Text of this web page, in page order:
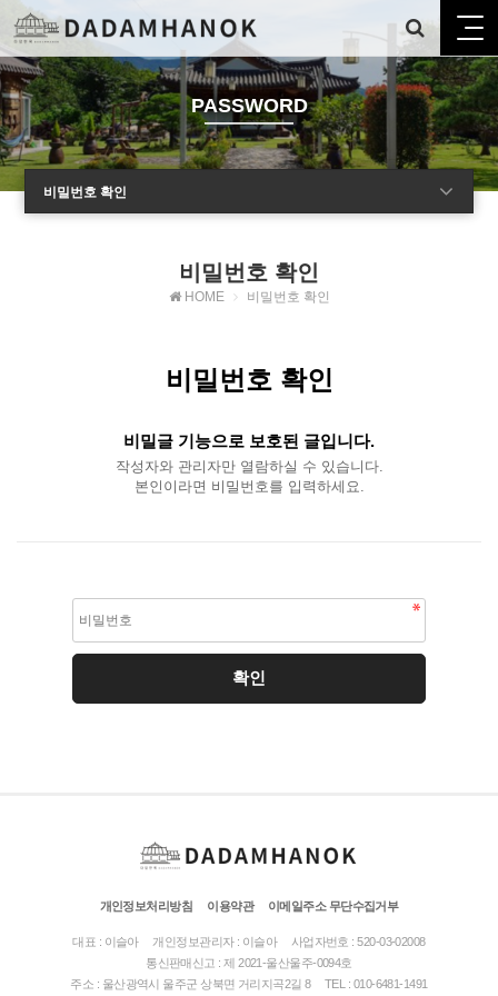
PASSWORD
비밀번호 확인
비밀번호 확인
HOME 비밀번호 확인
비밀번호 확인
비밀글 기능으로 보호된 글입니다.
작성자와 관리자만 열람하실 수 있습니다.
본인이라면 비밀번호를 입력하세요.
개인정보처리방침 이용약관 이메일주소 무단수집거부
대표 : 이슬아 개인정보관리자 : 이슬아
사업자번호 : 520-03-02008
통신판매신고 : 제 2021-울산울주-0094호
주소 : 울산광역시 울주군 상북면 거리지곡2길 8
TEL : 010-6481-1491